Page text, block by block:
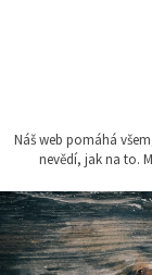
Náš web pomáhá
nevědí, jak na to.